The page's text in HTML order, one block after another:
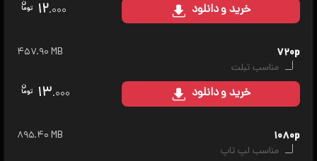
خریدو دانلود ۱۲.۰۰۰
۷۲۰p
مناسب تبلت
۴۵۷.۹۰ MB
خریدو دانلود ۱۳.۰۰۰
۱۰۸۰p
مناسب لپ تاپ
۸۹۵.۴۰ MB